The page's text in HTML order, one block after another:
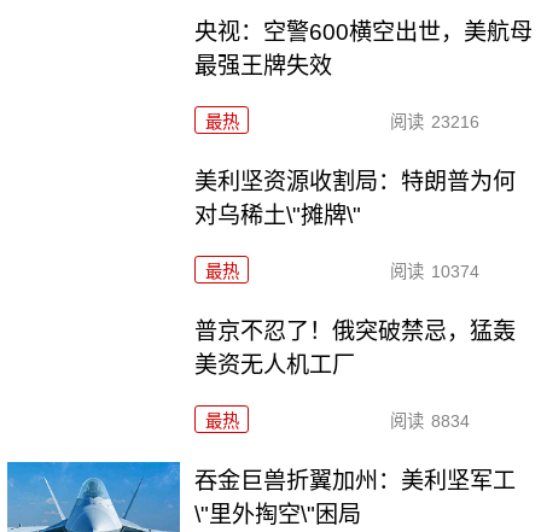
央视：空警600横空出世，美航母
最强王牌失效
最热 阅读 23216
美利坚资源收割局：特朗普为何
对乌稀土\"摊牌\"
最热 阅读 10374
普京不忍了！俄突破禁忌，猛轰
美资无人机工厂
最热 阅读 8834
吞金巨兽折翼加州：美利坚军工
\"里外掏空\"困局